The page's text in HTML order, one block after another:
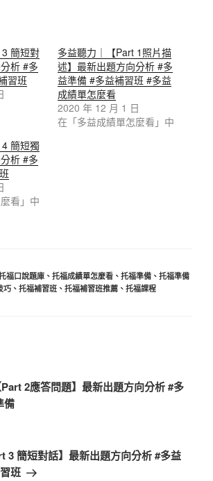
簡短對
析 #多
習班
多益聽力｜【Part 1照片描
述】最新出題方向分析 #多
益準備 #多益補習班 #多益
成績單怎麼看
2020 年 12 月 1 日
在「多益成績單怎麼看」中
簡短獨
析 #多
看」中
福口說題庫、 托福成績單怎麼看、 托福準備、 托福準備
巧、 托福補習班、 托福補習班推薦、 托福課程
2應答問題】最新出題方向分析 #多
備
3 簡短對話】最新出題方向分析 #多益
班